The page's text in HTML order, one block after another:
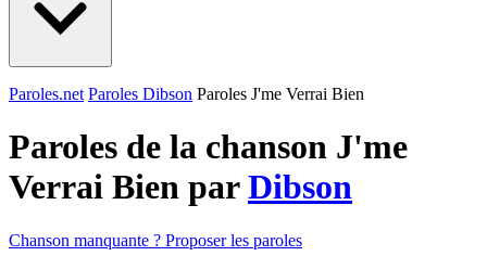
Paroles.net Paroles Dibson Paroles J'me Verrai Bien
Paroles de la chanson J'me
Verrai Bien parDibson
Chanson manquante ? Proposer les paroles